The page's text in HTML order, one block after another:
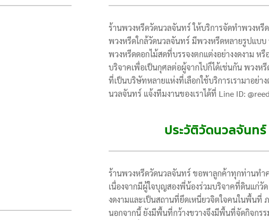
ร้านพวงหรีดวัดนวลจันทร์ ให้บริการจัดทำพวงห
พวงหรีดใกล้วัดนวลจันทร์ มีพวงหรีดหลายรูปแบ
พวงหรีดดอกไม้สดที่บรรจงตกแต่งอย่างงดงาม ห
บริจาคเพื่อเป็นกุศลต่อผู้จากไปก็ได้เช่นกัน พวงห
ที่เป็นบริษัทหลายแห่งที่เลือกใช้บริการเรามาอย่า
นวลจันทร์ แจ้งทีมงานของเราได้ที่ Line ID:
ประวัติวัดนวลจันท
ร้านพวงหรีดวัดนวลจันทร์ ขอพาลูกค้าทุกท่านทำ
เนื่องจากมีผู้ใจบุญสองพี่น้องร่วมบริจาคที่ดินแก่วั
งดงามและเป็นสถานที่ยึดเหนี่ยวจิตใจคนในพื้นที่
นอกจากนี้ ยังมีพื้นที่กว้างขวางจึงมีพื้นที่จัดกิจกร